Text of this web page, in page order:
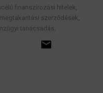
finanszírozási hitelek,
szerződések,
tanácsadás.
email